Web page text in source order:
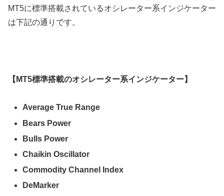
MT5に標準搭載されているオシレーター系インジケーター
は下記の通りです。
【MT5標準搭載のオシレーター系インジケーター】
Average True Range
Bears Power
Bulls Power
Chaikin Oscillator
Commodity Channel Index
DeMarker